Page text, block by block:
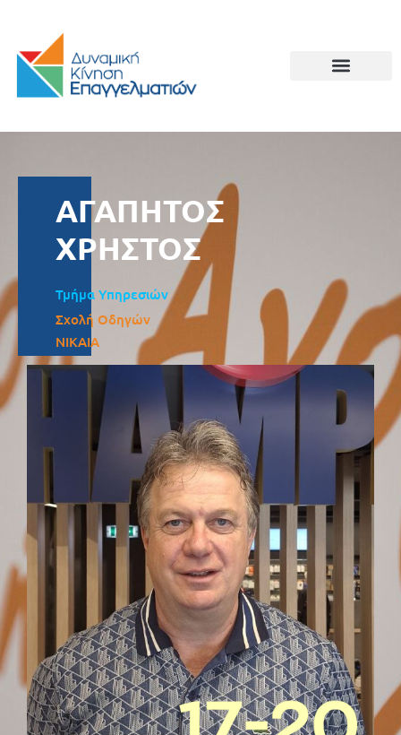
ΑΓΑΠΗΤΟΣ
ΧΡΗΣΤΟΣ
Τμήμα Υπηρεσιών
Σχολή Οδηγών
ΝΙΚΑΙΑ